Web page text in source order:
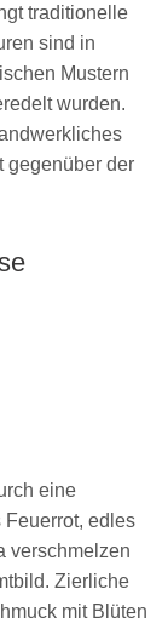
traditionelle
sind in
Mustern
wurden.
gegenüber der
eine
edles
verschmelzen
Zierliche
mit Blüten